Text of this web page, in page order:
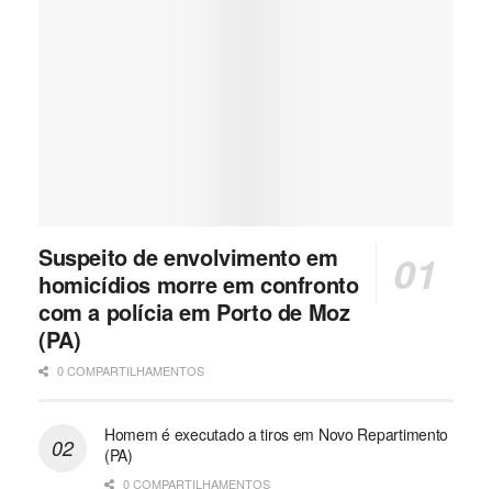
Suspeito de envolvimento em
homicídios morre em confronto
com a polícia em Porto de Moz
(PA)
0 COMPARTILHAMENTOS
Homem é executado a tiros em Novo Repartimento
(PA)
0 COMPARTILHAMENTOS